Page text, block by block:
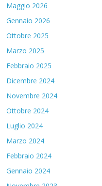
Maggio 2026
Gennaio 2026
Ottobre 2025
Marzo 2025
Febbraio 2025
Dicembre 2024
Novembre 2024
Ottobre 2024
Luglio 2024
Marzo 2024
Febbraio 2024
Gennaio 2024